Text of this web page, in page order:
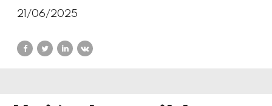
21/06/2025